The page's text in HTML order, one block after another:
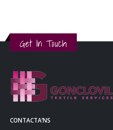
Get In Touch
CONTACTA’NS